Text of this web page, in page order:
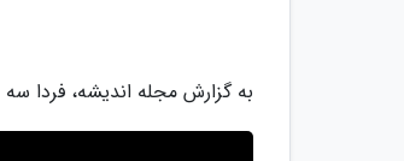
به گزارش مجله اندیشه، فردا